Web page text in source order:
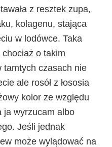
z resztek zupa,
kolagenu, stająca
w lodówce. Taka
o takim
tamtych czasach nie
ale rosół z łososia
kolor ze względu
ja wyrzucam albo
Jeśli jednak
może wylądować na